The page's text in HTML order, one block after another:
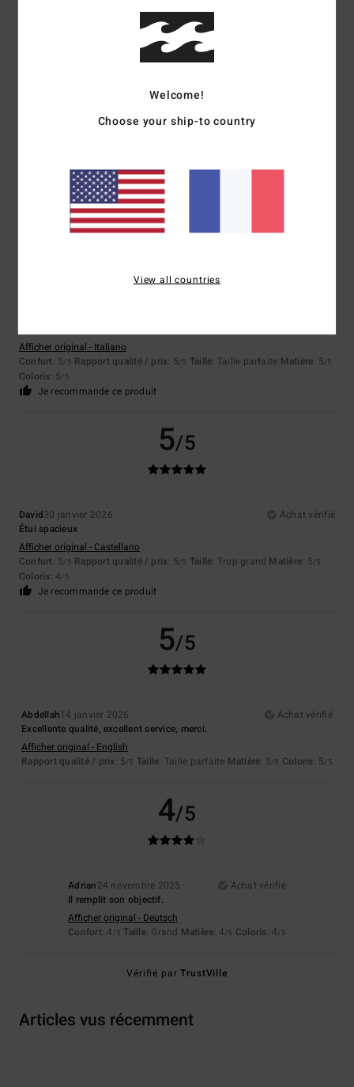
Trop grand
5 /5
Afficher original - Italiano
Confort: 5/5 Rapport qualité / prix: 5/5 Taille: Taille parfaite Matière: 5/5
Coloris: 5/5
Je recommande ce produit
5/5
David30 janvier 2026
Achat vérifié
Étui spacieux
Afficher original - Castellano
Confort: 5/5 Rapport qualité / prix: 5/5 Taille: Trop grand Matière: 5/5
Coloris: 4/5
Je recommande ce produit
5/5
Abdellah14 janvier 2026
Achat vérifié
Excellente qualité, excellent service, merci.
Afficher original - English
Rapport qualité / prix: 5/5 Taille: Taille parfaite Matière: 5/5 Coloris: 5/5
4/5
Adrian24 novembre 2025
Achat vérifié
Il remplit son objectif.
Afficher original - Deutsch
Confort: 4 /5 Taille: Grand Matière: 4/5 Coloris: 4/5
Vérifié parTrustVille
Articles vus récemment
Welcome!
Choose your ship-to country
View all countries